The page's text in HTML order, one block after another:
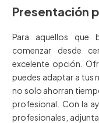
Presentación
Para aquellos que
comenzar desde
excelente opción.
puedes adaptar a tus
no solo ahorran
profesional. Con la
profesionales,